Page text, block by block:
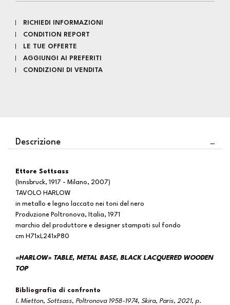
RICHIEDI INFORMAZIONI
CONDITION REPORT
LE TUE OFFERTE
AGGIUNGI AI PREFERITI
CONDIZIONI DI VENDITA
Descrizione
Ettore Sottsass
(Innsbruck, 1917 - Milano, 2007)
TAVOLO HARLOW
in metallo e legno laccato nei toni del nero
Produzione Poltronova, Italia, 1971
marchio del produttore e designer stampati sul fondo
cm H71xL241xP80
«HARLOW» TABLE, METAL BASE, BLACK LACQUERED WOODEN
TOP
Bibliografia di confronto
I. Mietton, Sottsass, Poltronova 1958-1974, Skira, Paris, 2021, p.